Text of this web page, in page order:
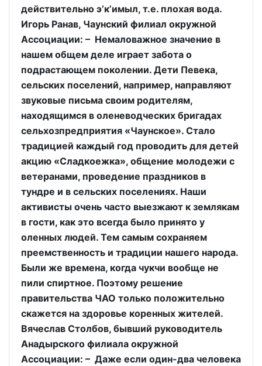
действительно э’к’имыл, т.е. плохая вода.
Игорь Ранав, Чаунский филиал окружной
Ассоциации: – Немаловажное значение в
нашем общем деле играет забота о
подрастающем поколении. Дети Певека,
сельских поселений, например, направляют
звуковые письма своим родителям,
находящимся в оленеводческих бригадах
сельхозпредприятия «Чаунское». Стало
традицией каждый год проводить для детей
акцию «Сладкоежка», общение молодежи с
ветеранами, проведение праздников в
тундре и в сельских поселениях. Наши
активисты очень часто выезжают к землякам
в гости, как это всегда было принято у
оленных людей. Тем самым сохраняем
преемственность и традиции нашего народа.
Были же времена, когда чукчи вообще не
пили спиртное. Поэтому решение
правительства ЧАО только положительно
скажется на здоровье коренных жителей.
Вячеслав Столбов, бывший руководитель
Анадырского филиала окружной
Ассоциации: – Даже если один-два человека